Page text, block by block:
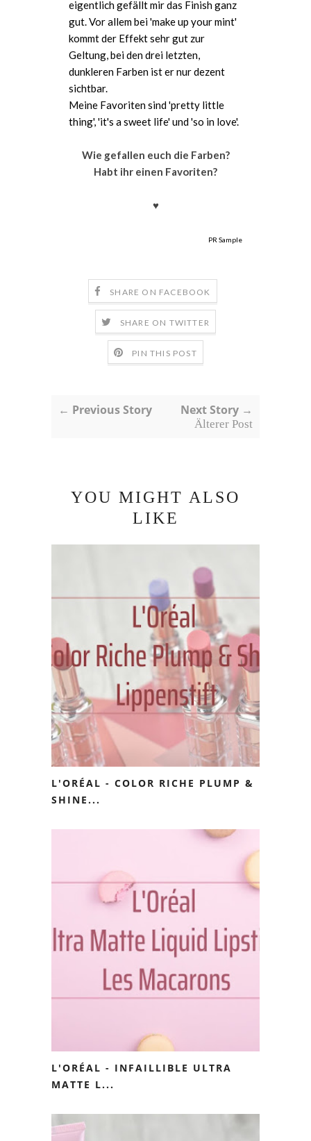
eigentlich gefällt mir das Finish ganz
gut. Vor allem bei 'make up your mint'
kommt der Effekt sehr gut zur
Geltung, bei den drei letzten,
dunkleren Farben ist er nur dezent
sichtbar.
Meine Favoriten sind 'pretty little
thing', 'it's a sweet life' und 'so in love'.
Wie gefallen euch die Farben?
Habt ihr einen Favoriten?
♥
PR Sample
SHARE ON FACEBOOK
SHARE ON TWITTER
PIN THIS POST
← Previous Story Next Story →
Älterer Post
YOU MIGHT ALSO
LIKE
L'ORÉAL - COLOR RICHE PLUMP &
SHINE...
L'ORÉAL - INFAILLIBLE ULTRA
MATTE L...